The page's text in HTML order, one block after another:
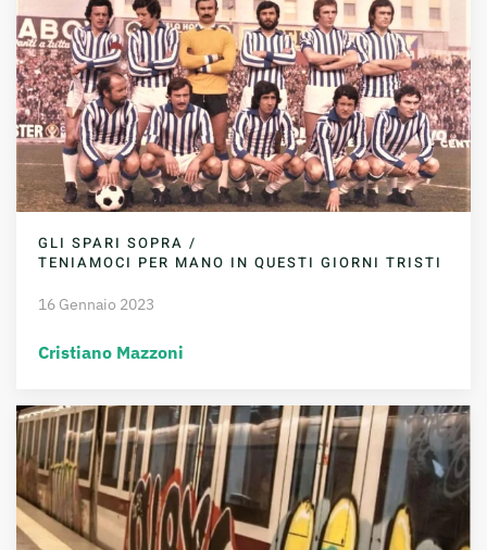
GLI SPARI SOPRA /
TENIAMOCI PER MANO IN QUESTI GIORNI TRISTI
16 Gennaio 2023
Cristiano Mazzoni